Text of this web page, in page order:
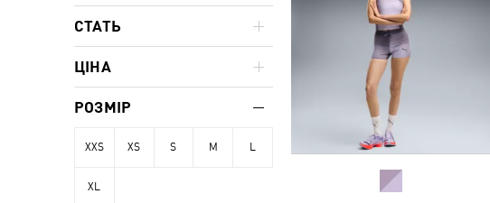
СТАТЬ
ЦІНА
РОЗМІР
XXS XS S M L
XL